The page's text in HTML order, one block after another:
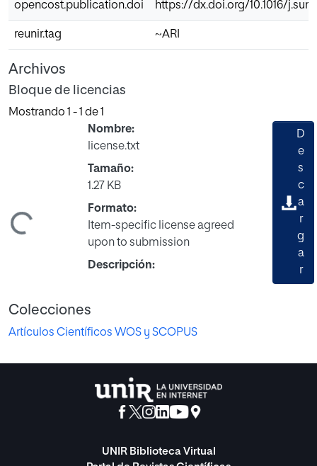
opencost.publication.doi https://dx.doi.org/10.1016/
reunir.tag ~ARI
Archivos
Bloque de licencias
Mostrando 1 - 1 de 1
Nombre:
license.txt
Tamaño:
1.27 KB
Formato:
Item-specific license agreed
upon to submission
Descripción:
D
e
s
c
a
r
g
a
r
Colecciones
Artículos Científicos WOS y SCOPUS
UNIR Biblioteca Virtual